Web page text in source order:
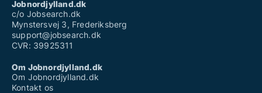
Jobnordjylland.dk
c/o Jobsearch.dk
Mynstersvej 3, Frederiksberg
support@jobsearch.dk
CVR: 39925311
Om Jobnordjylland.dk
Om Jobnordjylland.dk
Kontakt os